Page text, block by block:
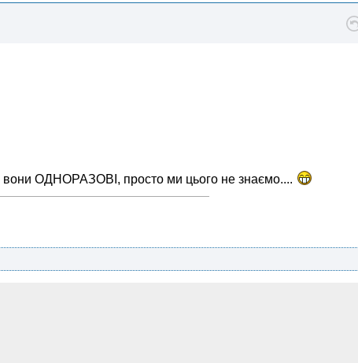
ОДНОРАЗОВІ, просто ми цього не знаємо....